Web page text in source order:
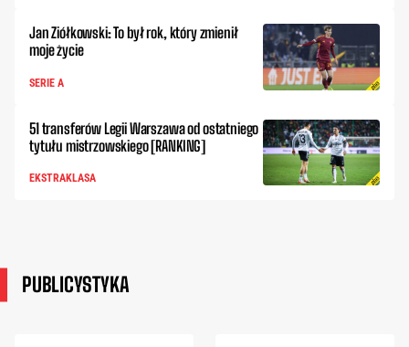
Jan Ziółkowski: To był rok, który zmienił
moje życie
SERIE A
51 transferów Legii Warszawa od ostatniego
tytułu mistrzowskiego [RANKING]
EKSTRAKLASA
PUBLICYSTYKA